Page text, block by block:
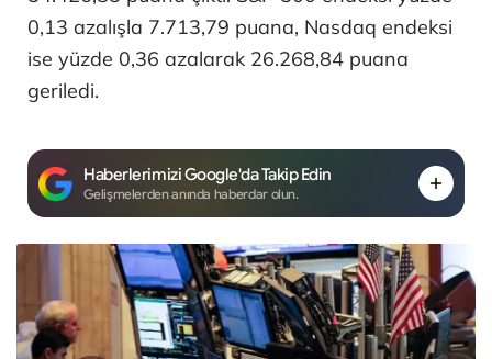
0,13 azalışla 7.713,79 puana, Nasdaq endeksi
ise yüzde 0,36 azalarak 26.268,84 puana
geriledi.
Haberlerimizi Google'da Takip Edin
Gelişmelerden anında haberdar olun.